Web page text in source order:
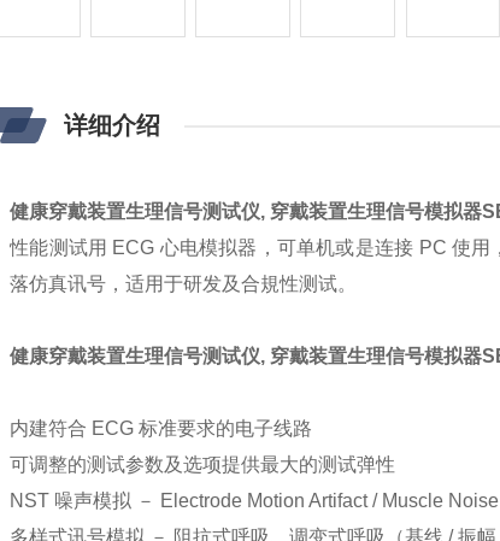
详细介绍
健康穿戴装置生理信号测试仪, 穿戴装置生理信号模拟器
性能测试用 ECG 心电模拟器，可单机或是连接 PC 使
落仿真讯号，适用于研发及合規性测试。
健康穿戴装置生理信号测试仪, 穿戴装置生理信号模拟器
内建符合 ECG 标准要求的电子线路
可调整的测试参数及选项提供最大的测试弹性
NST 噪声模拟 － Electrode Motion Artifact / Muscle
多样式讯号模拟 － 阻抗式呼吸、调变式呼吸（基线 / 振